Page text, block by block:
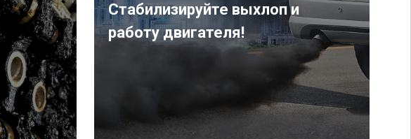
Стабилизируйте выхлоп и
работу двигателя!